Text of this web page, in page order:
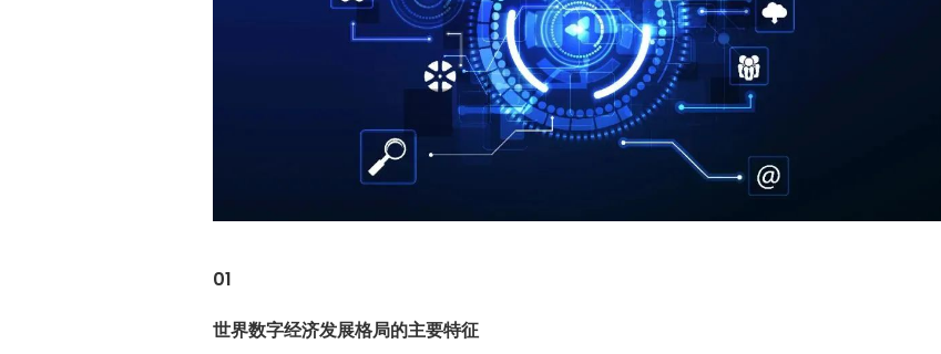
01
世界数字经济发展格局的主要特征